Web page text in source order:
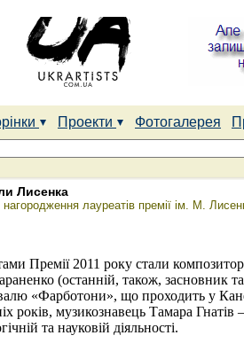
Проекти Фотогалерея
Лисенка
лауреатів премії ім. М.
Премії 2011 року стали
(останній, також, засновник
«Фарботони», що проходить у
років, музикознавець Тамара Гнатів
та науковій діяльності.